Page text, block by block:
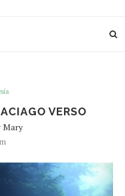
VERSO
Mary